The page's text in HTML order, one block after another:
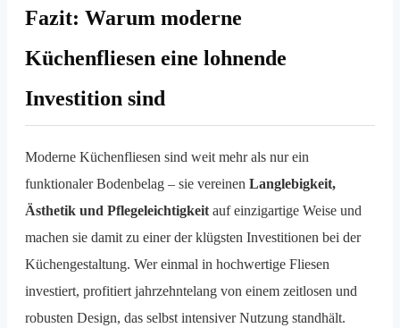
Fazit: Warum moderne
Küchenfliesen eine lohnende
Investition sind
Moderne Küchenfliesen sind weit mehr als nur ein
funktionaler Bodenbelag – sie vereinen Langlebigkeit,
Ästhetik und Pflegeleichtigkeitauf einzigartige Weise und
machen sie damit zu einer der klügsten Investitionen bei der
Küchengestaltung. Wer einmal in hochwertige Fliesen
investiert, profitiert jahrzehntelang von einem zeitlosen und
robusten Design, das selbst intensiver Nutzung standhält.